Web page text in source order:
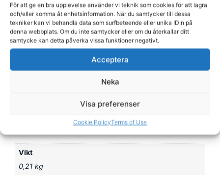
För att ge en bra upplevelse använder vi teknik som cookies för att lagra
och/eller komma åt enhetsinformation. När du samtycker till dessa
tekniker kan vi behandla data som surfbeteende eller unika ID:n på
denna webbplats. Om du inte samtycker eller om du återkallar ditt
samtycke kan detta påverka vissa funktioner negativt.
Acceptera
Neka
Visa preferenser
Cookie PolicyTerms of Use
Dammsugare för Spa och Pool – Vakuumsug
1 295,00kr
Ytterligare information
Vikt
0,21 kg